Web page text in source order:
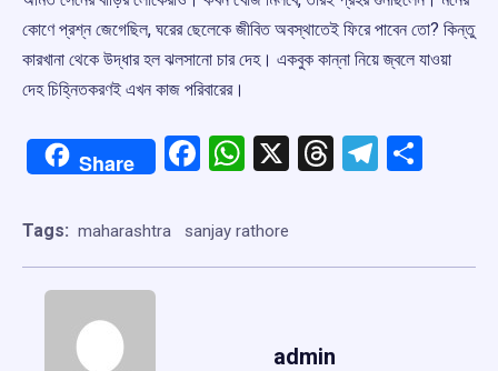
কোণে প্রশ্ন জেগেছিল, ঘরের ছেলেকে জীবিত অবস্থাতেই ফিরে পাবেন তো? কিন্তু
কারখানা থেকে উদ্ধার হল ঝলসানো চার দেহ। একবুক কান্না নিয়ে জ্বলে যাওয়া
দেহ চিহ্নিতকরণই এখন কাজ পরিবারের।
Share Facebook
WhatsApp
X Threads
Tags: maharashtra sanjay rathore
admin